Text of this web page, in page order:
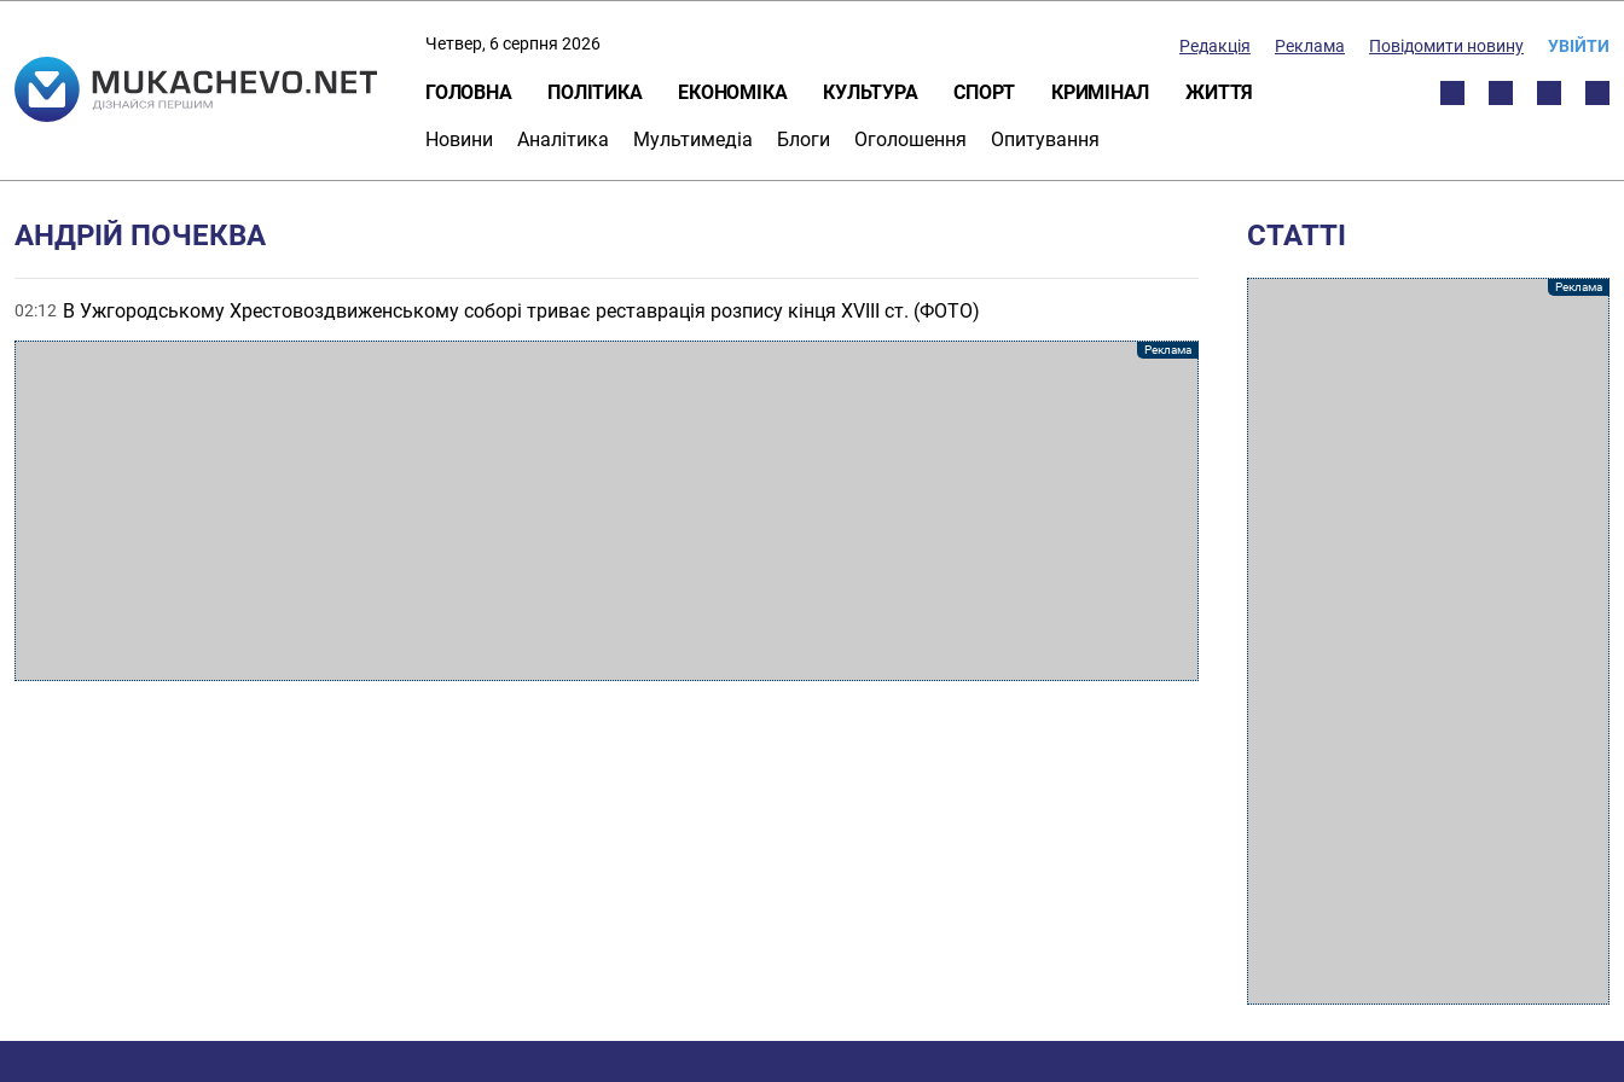
Четвер, 6 серпня 2026 Редакція Реклама Повідомити новину УВІЙТИ
ГОЛОВНА ПОЛІТИКА ЕКОНОМІКА КУЛЬТУРА СПОРТ КРИМІНАЛ ЖИТТЯ
Новини Аналітика Мультимедіа Блоги Оголошення Опитування
АНДРІЙ ПОЧЕКВА
02:12 В Ужгородському Хрестовоздвиженському соборі триває реставрація розпису кінця XVIIІ ст. (ФОТО)
СТАТТІ